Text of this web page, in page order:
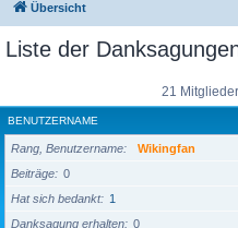
Übersicht
Liste der
21
BENUTZERNAME
Rang, Benutzername
Wikingfan
Beiträge
0
Hat sich bedankt
1
Danksagung erhalten
0